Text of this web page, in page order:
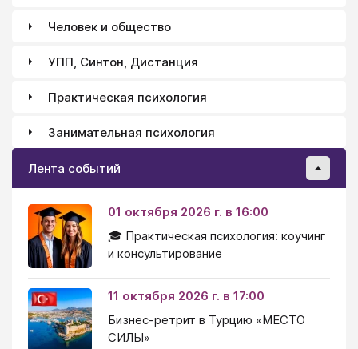
Человек и общество
УПП, Синтон, Дистанция
Практическая психология
Занимательная психология
Лента событий
01 октября 2026 г. в 16:00
🎓 Практическая психология: коучинг
и консультирование
11 октября 2026 г. в 17:00
Бизнес-ретрит в Турцию «МЕСТО
СИЛЫ»